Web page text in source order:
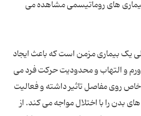
بیماری های روماتیسمی مشاهده می
یک بیماری مزمن است که باعث ایجاد
و التهاب و محدودیت حرکت فرد می
روی مفاصل تاثیر داشته و فعالیت
بدن را با اختلال مواجه می کند. از